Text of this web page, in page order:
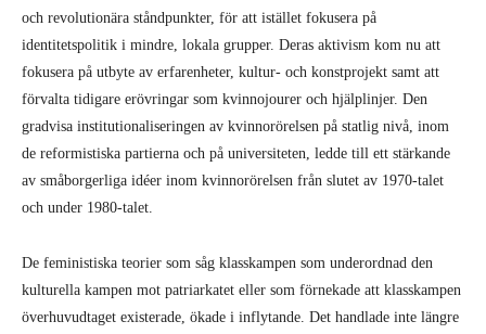
och revolutionära ståndpunkter, för att istället fokusera på
identitetspolitik i mindre, lokala grupper. Deras aktivism kom nu att
fokusera på utbyte av erfarenheter, kultur- och konstprojekt samt att
förvalta tidigare erövringar som kvinnojourer och hjälplinjer. Den
gradvisa institutionaliseringen av kvinnorörelsen på statlig nivå, inom
de reformistiska partierna och på universiteten, ledde till ett stärkande
av småborgerliga idéer inom kvinnorörelsen från slutet av 1970-talet
och under 1980-talet.
De feministiska teorier som såg klasskampen som underordnad den
kulturella kampen mot patriarkatet eller som förnekade att klasskampen
överhuvudtaget existerade, ökade i inflytande. Det handlade inte längre